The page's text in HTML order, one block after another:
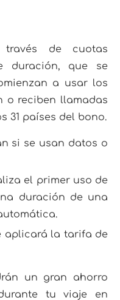
de cuotas
duración, que se
a usar los
o reciben llamadas
31 países del bono.
si se usan datos o
el primer uso de
duración de una
aplicará la tarifa de
un gran ahorro
tu viaje en